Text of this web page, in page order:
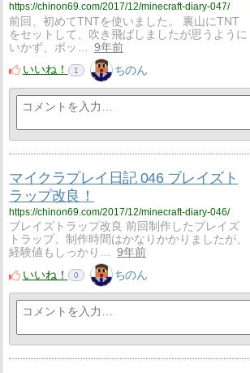
https://chinon69.com/2017/12/minecraft-diary-047/
前回、初めてTNTを使いました。 裏山にTNT
をセットして、吹き飛ばしましたが思うように
いかず、ボッ…
9年前
いいね！
1 ちのん
マイクラプレイ日記 046 ブレイズト
ラップ改良！
https://chinon69.com/2017/12/minecraft-diary-046/
ブレイズトラップ改良 前回制作したブレイズ
トラップ、制作時間はかなりかかりましたが、
経験値もしっかり…
9年前
いいね！
0 ちのん